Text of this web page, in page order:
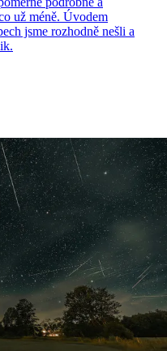
už méně. Úvodem
jsme rozhodně nešli a